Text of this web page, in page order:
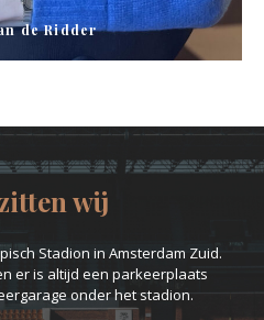
de Ridder
wij
Stadion in Amsterdam Zuid.
er is altijd een parkeerplaats
onder het stadion.